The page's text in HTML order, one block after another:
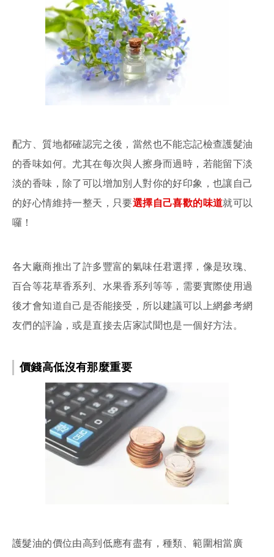
配方、質地都確認完之後，當然也不能忘記檢查護髮油
的香味如何。尤其在每次與人擦身而過時，若能留下淡
淡的香味，除了可以增加別人對你的好印象，也讓自己
的好心情維持一整天，只要選擇自己喜歡的味道就可以
囉！
各大廠商推出了許多豐富的氣味任君選擇，像是玫瑰、
百合等花草香系列、水果香系列等等，需要實際使用過
後才會知道自己是否能接受，所以建議可以上網參考網
友們的評論，或是直接去店家試聞也是一個好方法。
價錢高低沒有那麼重要
護髮油的價位由高到低應有盡有，種類、範圍相當廣